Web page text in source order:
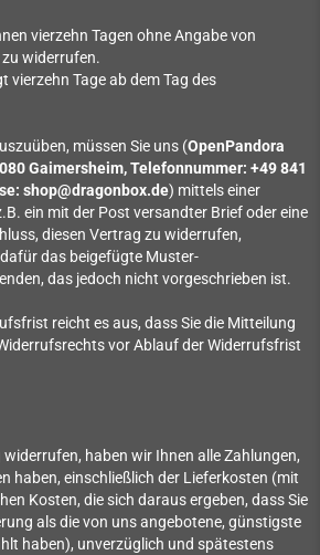
vierzehn Tagen ohne Angabe von
widerrufen.
vierzehn Tage ab dem Tag des
müssen Sie uns (OpenPandora
Gaimersheim, Telefonnummer: +49 841
shop@dragonbox.de) mittels einer
ein mit der Post versandter Brief oder eine
diesen Vertrag zu widerrufen,
das beigefügte Muster-
das jedoch nicht vorgeschrieben ist.
reicht es aus, dass Sie die Mitteilung
vor Ablauf der Widerrufsfrist
widerrufen, haben wir Ihnen alle Zahlungen,
haben, einschließlich der Lieferkosten (mit
Kosten, die sich daraus ergeben, dass Sie
als die von uns angebotene, günstigste
haben), unverzüglich und spätestens